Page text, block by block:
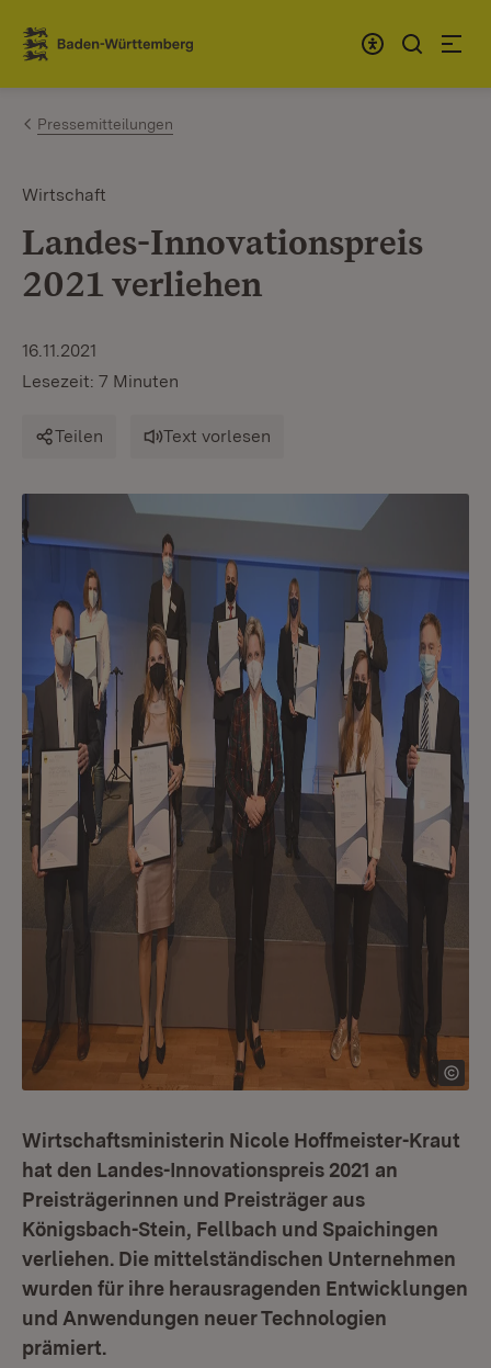
Zum Inhalt springen
Link zur Startseite
Pressemitteilungen
Wirtschaft
Landes-Innovationspreis
2021 verliehen
16.11.2021
Lesezeit: 7 Minuten
Teilen Text vorlesen
Wirtschaftsministerin Nicole Hoffmeister-Kraut
hat den Landes-Innovationspreis 2021 an
Preisträgerinnen und Preisträger aus
Königsbach-Stein, Fellbach und Spaichingen
verliehen. Die mittelständischen Unternehmen
wurden für ihre herausragenden Entwicklungen
und Anwendungen neuer Technologien
prämiert.